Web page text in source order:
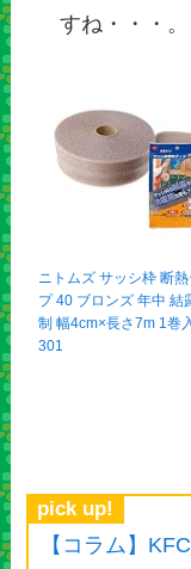
すね・・・。
ニトムズ サッシ枠 断
プ 40 ブロンズ 年中 結
制 幅4cm×長さ7m 1巻
301
pick up!
【コラム】